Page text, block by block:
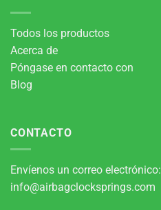
Todos los productos
Acerca de
Póngase en contacto con
Blog
CONTACTO
Envíenos un correo electrónico:
info@airbagclocksprings.com